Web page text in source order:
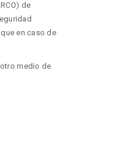
de
en caso de
medio de